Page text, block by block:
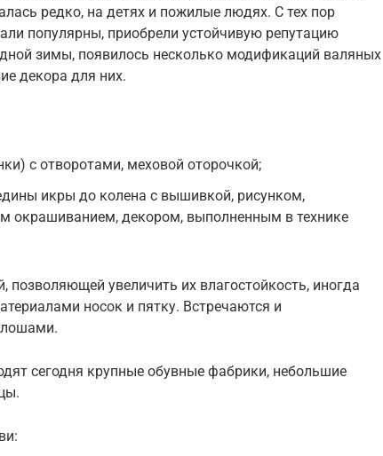
редко, на детях и пожилые людях. С тех пор
популярны, приобрели устойчивую репутацию
зимы, появилось несколько модификаций валяных
декора для них.
с отворотами, меховой оторочкой;
икры до колена с вышивкой, рисунком,
окрашиванием, декором, выполненным в технике
увеличить их влагостойкость, иногда
носок и пятку. Встречаются и
сегодня крупные обувные фабрики, небольшие